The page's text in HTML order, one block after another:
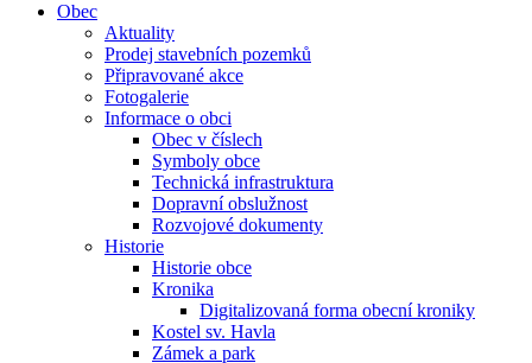
Obec
Aktuality
Prodej stavebních pozemků
Připravované akce
Fotogalerie
Informace o obci
Obec v číslech
Symboly obce
Technická infrastruktura
Dopravní obslužnost
Rozvojové dokumenty
Historie
Historie obce
Kronika
Digitalizovaná forma obecní kroniky
Kostel sv. Havla
Zámek a park